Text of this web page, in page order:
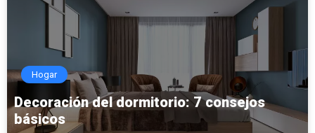
Hogar
Decoración del dormitorio: 7 consejos
básicos